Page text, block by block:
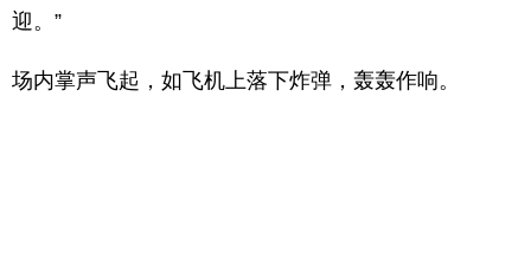
迎。”
场内掌声飞起，如飞机上落下炸弹，轰轰作响。